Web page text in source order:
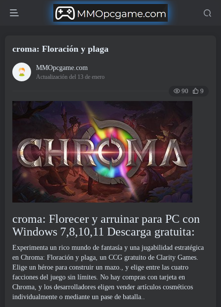
croma: Floración y plaga
MMOpcgame.com
Actualización del 13 de enero
90 9
croma: Florecer y arruinar para PC con
Windows 7,8,10,11 Descarga gratuita:
Experimenta un rico mundo de fantasía y una jugabilidad estratégica
en Chroma: Floración y plaga, un CCG gratuito de Clarity Games.
Elige un héroe para construir un mazo., y elige entre las cuatro
facciones del juego sin límites. No hay compras con tarjeta en
Chroma, y los desarrolladores eligen vender artículos cosméticos
individualmente o mediante un pase de batalla..